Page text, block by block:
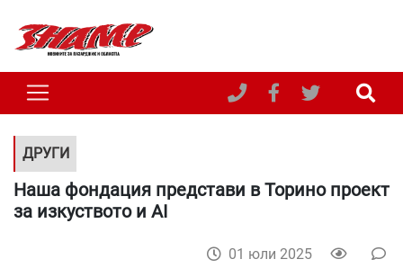
ДРУГИ
Наша фондация представи в Торино проект
за изкуството и AI
01 юли 2025